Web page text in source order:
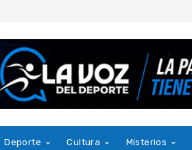
Deporte Cultura Misterios